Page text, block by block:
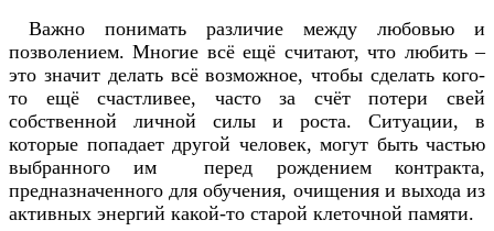
Важно понимать различие между любовью и
позволением. Многие всё ещё считают, что любить –
это значит делать всё возможное, чтобы сделать кого-
то ещё счастливее, часто за счёт потери свей
собственной личной силы и роста. Ситуации, в
которые попадает другой человек, могут быть частью
выбранного им перед рождением контракта,
предназначенного для обучения, очищения и выхода из
активных энергий какой-то старой клеточной памяти.